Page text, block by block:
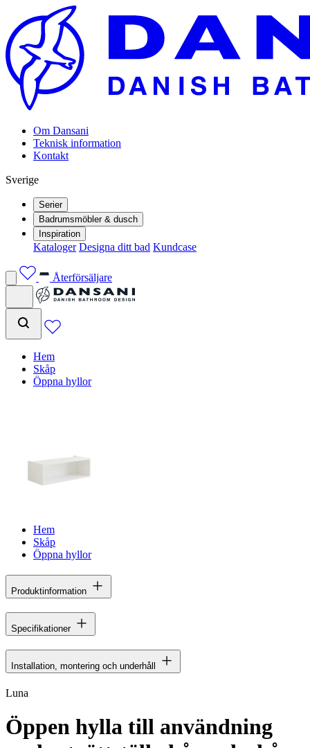
Om Dansani
Teknisk information
Kontakt
Sverige
Serier
Badrumsmöbler & dusch
Inspiration
Kataloger Designa ditt bad Kundcase
Återförsäljare
Hem
Skåp
Öppna hyllor
Hem
Skåp
Öppna hyllor
Produktinformation
Specifikationer
Installation, montering och underhåll
Luna
Öppen hylla till användning